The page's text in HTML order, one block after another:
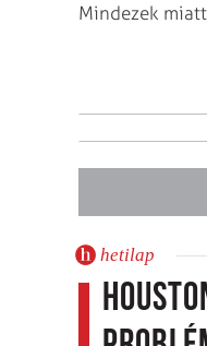
Mindezek
hetilap